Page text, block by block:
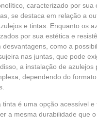
caracterizado por sua
se destaca em relação a
e tintas. Enquanto os
por sua estética e
desvantagens, como a
nas juntas, que pode
a instalação de azulejos
dependendo do
tinta é uma opção acessível e
a mesma durabilidade que